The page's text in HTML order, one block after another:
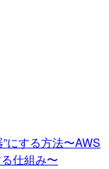
にする方法〜AWS
仕組み〜